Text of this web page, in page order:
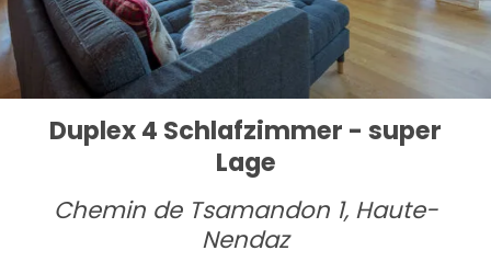
Duplex 4 Schlafzimmer - super
Lage
Chemin de Tsamandon 1, Haute-
Nendaz